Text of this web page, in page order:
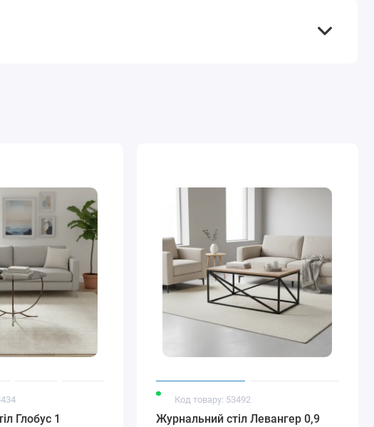
Глобус 1
Код товару: 53492
Журнальний стіл Левангер 0,9